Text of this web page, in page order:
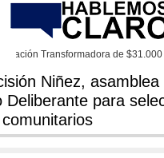
General Rodríguez mejoró el
Niñez, asamblea
Deliberante para